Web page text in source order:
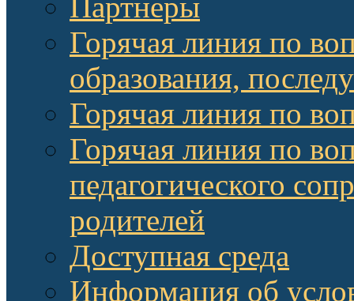
Горячая линия по
образования,
Горячая линия по
Горячая линия по
педагогического
родителей
Доступная среда
Информация об